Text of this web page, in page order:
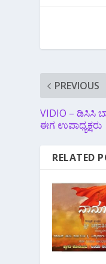
PREVIOUS
VIDIO – ಡಿಸಿಸಿ
ಈಗ ಉಪಾಧ್ಯಕ್ಷರು
RELATED